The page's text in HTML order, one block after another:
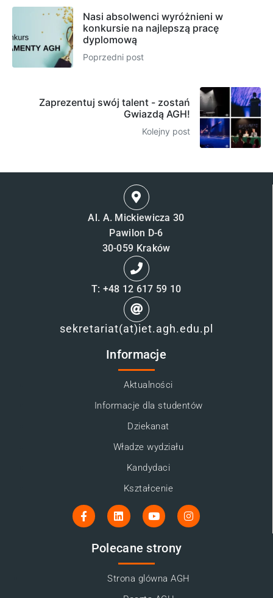
Nasi absolwenci wyróżnieni w
konkursie na najlepszą pracę
dyplomową
Poprzedni post
Zaprezentuj swój talent - zostań
Gwiazdą AGH!
Kolejny post
Al. A. Mickiewicza 30
Pawilon D-6
30-059 Kraków
T: +48 12 617 59 10
sekretariat(at)iet.agh.edu.pl
Informacje
Aktualności
Informacje dla studentów
Dziekanat
Władze wydziału
Kandydaci
Kształcenie
Polecane strony
Strona glówna AGH